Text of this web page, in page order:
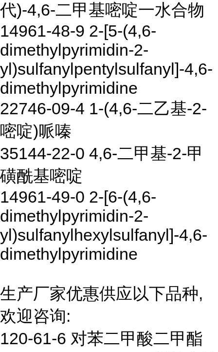
代)-4,6-二甲基嘧啶一水合物
14961-48-9 2-[5-(4,6-
dimethylpyrimidin-2-
yl)sulfanylpentylsulfanyl]-4,6-
dimethylpyrimidine
22746-09-4 1-(4,6-二乙基-2-
嘧啶)哌嗪
35144-22-0 4,6-二甲基-2-甲
磺酰基嘧啶
14961-49-0 2-[6-(4,6-
dimethylpyrimidin-2-
yl)sulfanylhexylsulfanyl]-4,6-
dimethylpyrimidine
生产厂家优惠供应以下品种,
欢迎咨询:
120-61-6 对苯二甲酸二甲酯